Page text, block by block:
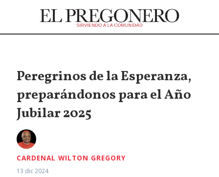
Peregrinos de la Esperanza,
preparándonos para el Año
Jubilar 2025
CARDENAL WILTON GREGORY
13 dic 2024